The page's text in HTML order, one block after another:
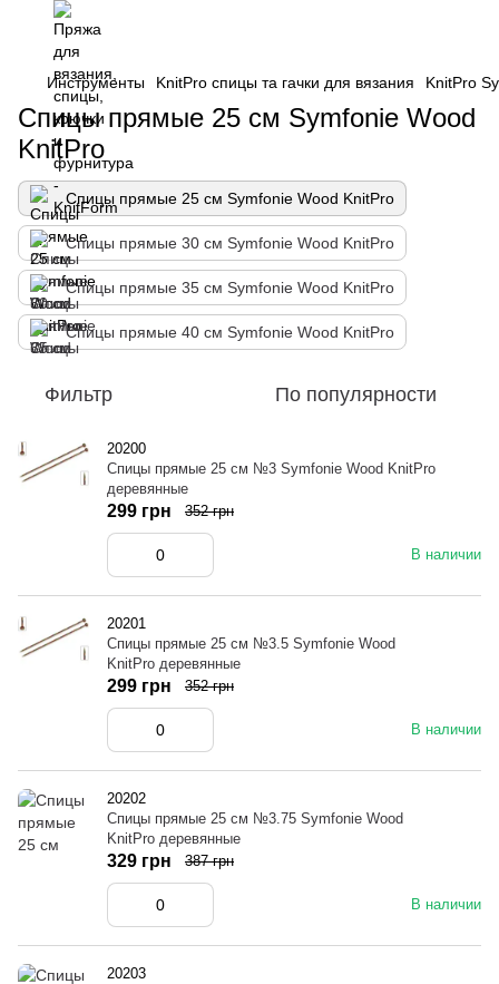
Инструменты KnitPro спицы та гачки для вязания KnitPro
Спицы прямые 25 см Symfonie Wood
KnitPro
Спицы прямые 25 см Symfonie Wood KnitPro
Спицы прямые 30 см Symfonie Wood KnitPro
Спицы прямые 35 см Symfonie Wood KnitPro
Спицы прямые 40 см Symfonie Wood KnitPro
Фильтр По популярности
20200
Спицы прямые 25 см №3 Symfonie Wood KnitPro
деревянные
В наличии
299 грн 352 грн
20201
Спицы прямые 25 см №3.5 Symfonie Wood
KnitPro деревянные
В наличии
299 грн 352 грн
20202
Спицы прямые 25 см №3.75 Symfonie Wood
KnitPro деревянные
В наличии
329 грн 387 грн
20203